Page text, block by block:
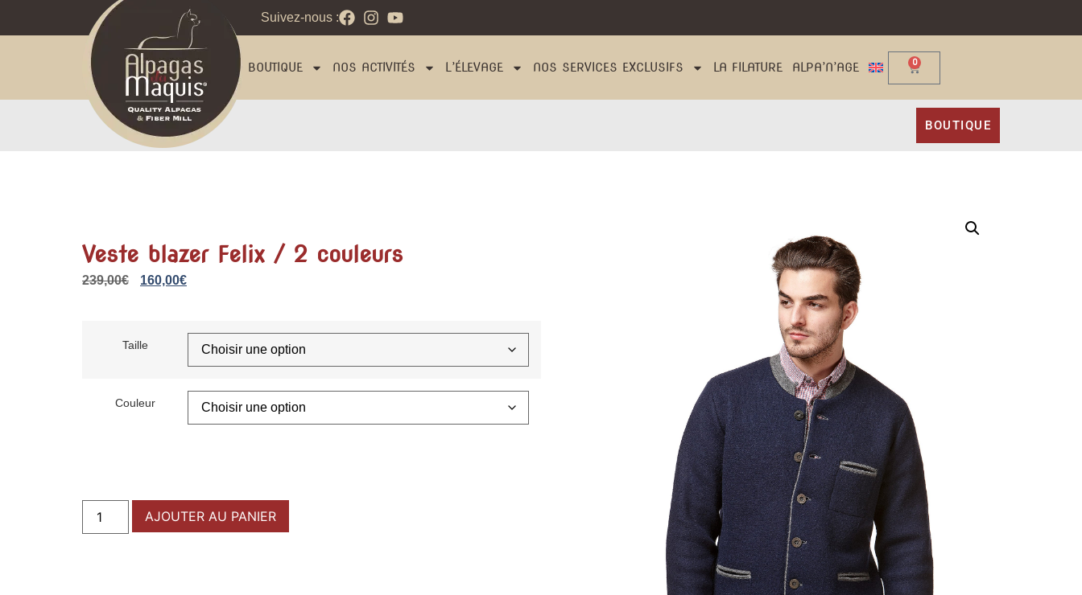
Suivez-nous :
BOUTIQUE NOS ACTIVITÉS L’ÉLEVAGE NOS SERVICES EXCLUSIFS LA FILATURE ALPA’N’AGE 0
BOUTIQUE
Veste blazer Felix / 2 couleurs
239,00€ 160,00€
Taille
Couleur
AJOUTER AU PANIER